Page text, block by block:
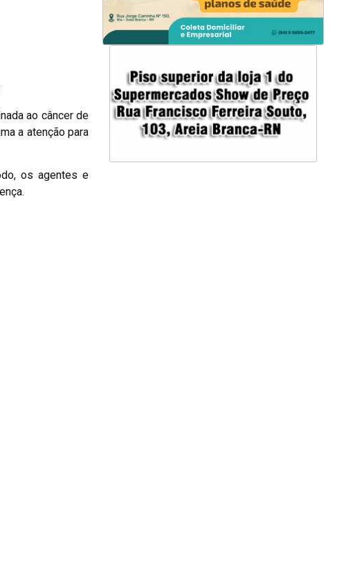
ao câncer de
a atenção para
os agentes e